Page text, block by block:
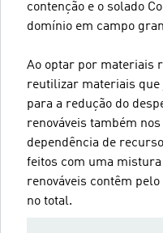
contenção e o solado
domínio em campo
Ao optar por materiais
reutilizar materiais
para a redução do
renováveis também
dependência de
feitos com uma
renováveis contêm
no total.